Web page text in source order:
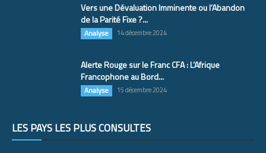
Vers une Dévaluation Imminente ou l’Abandon
de la Parité Fixe ?...
Analyse 14 décembre 2024
Alerte Rouge sur le Franc CFA : L’Afrique
Francophone au Bord...
Analyse 15 décembre 2024
LES PAYS LES PLUS CONSULTÉS